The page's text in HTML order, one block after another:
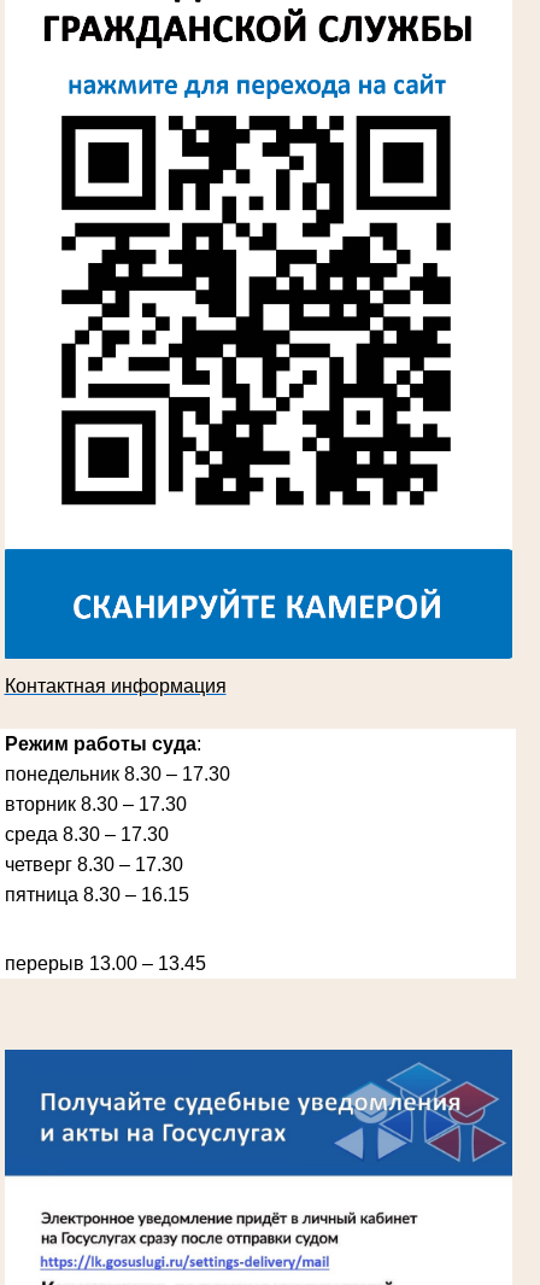
Лыкова Анна Захаровна
Участник Великой Отечественной войны
Судья Губкинского городского народного
суда
в период с 1960 по 1980 гг.
Труженица тыла в годы Великой
Участник Великой Отечественной войны
Председатель Губкинского районного
народного суда
в период с 1965 по 1984 гг.
Контактная информация
Режим работы суда:
понедельник 8.30 – 17.30
вторник 8.30 – 17.30
среда 8.30 – 17.30
четверг 8.30 – 17.30
пятница 8.30 – 16.15
перерыв 13.00 – 13.45